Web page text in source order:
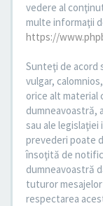
vedere al
multe informaţii
https://
Sunteţi de acord
vulgar,
orice alt material
dumneavoastră,
sau ale
prevederi poate
însoţită de
dumneavoastră
tuturor
respectarea